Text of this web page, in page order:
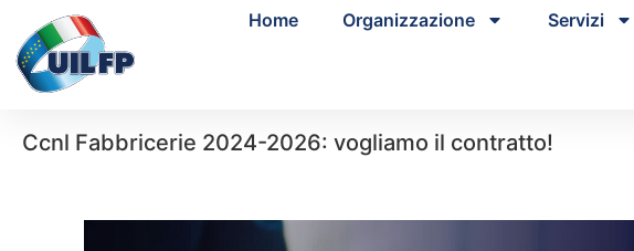
Home Organizzazione Servizi
Ccnl Fabbricerie 2024-2026: vogliamo il contratto!